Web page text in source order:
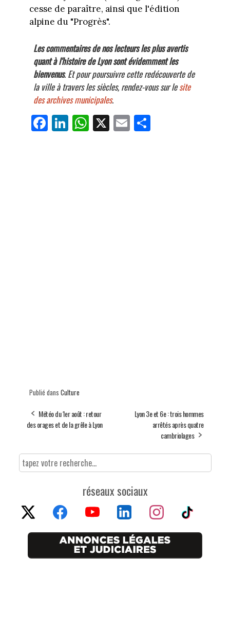
cesse de paraître, ainsi que l'édition
alpine du "Progrès".
Les commentaires de nos lecteurs les plus avertis
quant à l'histoire de Lyon sont évidemment les
bienvenus. Et pour poursuivre cette redécouverte de
la ville à travers les siècles, rendez-vous sur lesite
des archives municipales.
Fa
ce
Li
nk
W
ha
X E
m
Pa
rt
Publié dans Culture
Météo du 1er août : retour
des orages et de la grêle à Lyon
Lyon 3e et 6e : trois hommes
arrêtés après quatre
cambriolages
réseaux sociaux